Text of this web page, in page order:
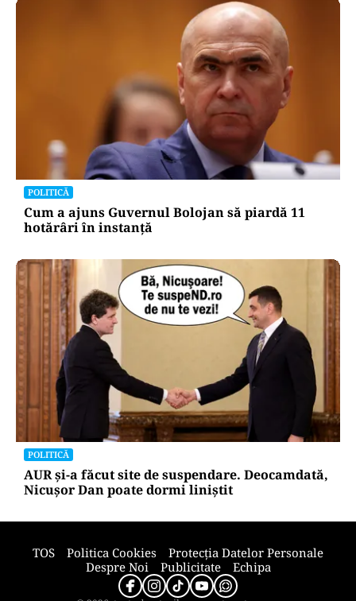
POLITICĂ
Cum a ajuns Guvernul Bolojan să piardă 11
hotărâri în instanță
POLITICĂ
AUR și-a făcut site de suspendare. Deocamdată,
Nicușor Dan poate dormi liniștit
TOS Politica Cookies
Protecția Datelor Personale
Despre Noi
Publicitate Echipa